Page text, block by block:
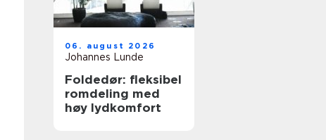
06. august 2026
Johannes Lunde
Foldedør: fleksibel
romdeling med
høy lydkomfort